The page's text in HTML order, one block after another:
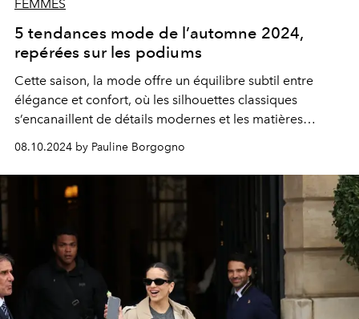
FEMMES
5 tendances mode de l’automne 2024,
repérées sur les podiums
Cette saison, la mode offre un équilibre subtil entre
élégance et confort, où les silhouettes classiques
s’encanaillent de détails modernes et les matières
douillettes côtoient des finitions sophistiquées.
08.10.2024 by Pauline Borgogno